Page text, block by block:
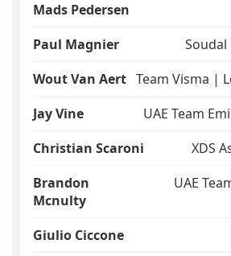
Mads Pedersen
Paul Magnier
Soudal
Wout Van Aert Team Visma |
Jay Vine
UAE Team
Christian Scaroni
XDS
Brandon
Mcnulty
UAE
Giulio Ciccone